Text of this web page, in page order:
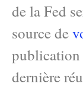
de la Fed
source de
publication
dernière